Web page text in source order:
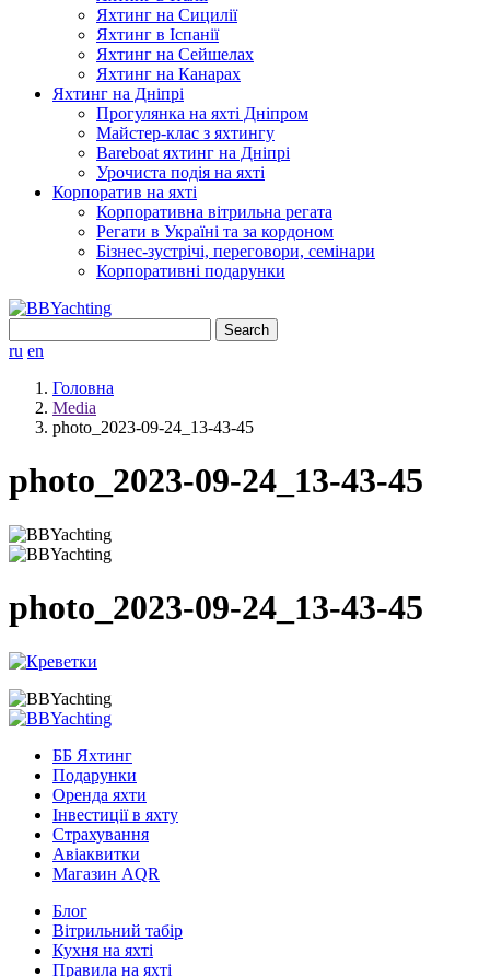
Яхтинг на Сицилії
Яхтинг в Іспанії
Яхтинг на Сейшелах
Яхтинг на Канарах
Яхтинг на Дніпрі
Прогулянка на яхті Дніпром
Майстер-клас з яхтингу
Bareboat яхтинг на Дніпрі
Урочиста подія на яхті
Корпоратив на яхті
Корпоративна вітрильна регата
Регати в Україні та за кордоном
Бізнес-зустрічі, переговори, семінари
Корпоративні подарунки
for:
ru en
Головна
Media
photo_2023-09-24_13-43-45
photo_2023-09-24_13-43-45
photo_2023-09-24_13-43-45
ББ Яхтинг
Подарунки
Оренда яхти
Інвестиції в яхту
Страхування
Авіаквитки
Магазин AQR
Блог
Вітрильний табір
Кухня на яхті
Правила на яхті